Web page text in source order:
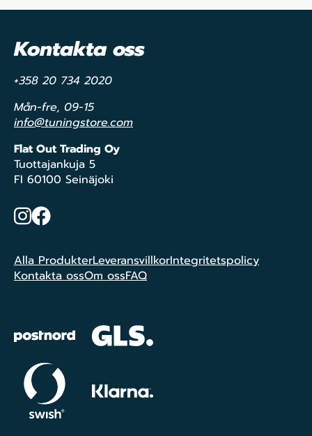
Kontakta oss
+358 20 734 2020
Mån-fre, 09-15
info@tuningstore.com
Flat Out Trading Oy
Tuottajankuja 5
FI 60100 Seinäjoki
Instagram
Facebook
Alla ProdukterLeveransvillkorIntegritetspolicy
Kontakta ossOm ossFAQ